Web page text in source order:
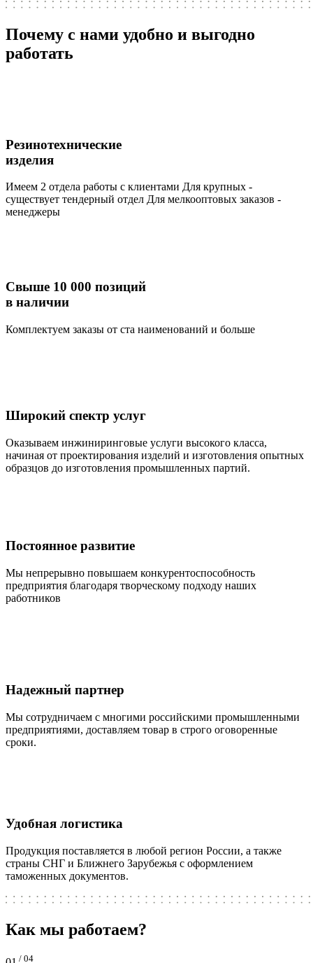
Почему с нами удобно и выгодно
работать
Резинотехнические
изделия
Имеем 2 отдела работы с клиентами Для крупных -
существует тендерный отдел Для мелкооптовых заказов -
менеджеры
Свыше 10 000 позиций
в наличии
Комплектуем заказы от ста наименований и больше
Широкий спектр услуг
Оказываем инжиниринговые услуги высокого класса,
начиная от проектирования изделий и изготовления опытных
образцов до изготовления промышленных партий.
Постоянное развитие
Мы непрерывно повышаем конкурентоспособность
предприятия благодаря творческому подходу наших
работников
Надежный партнер
Мы сотрудничаем с многими российскими промышленными
предприятиями, доставляем товар в строго оговоренные
сроки.
Удобная логистика
Продукция поставляется в любой регион России, а также
страны СНГ и Ближнего Зарубежья с оформлением
таможенных документов.
Как мы работаем?
/ 04